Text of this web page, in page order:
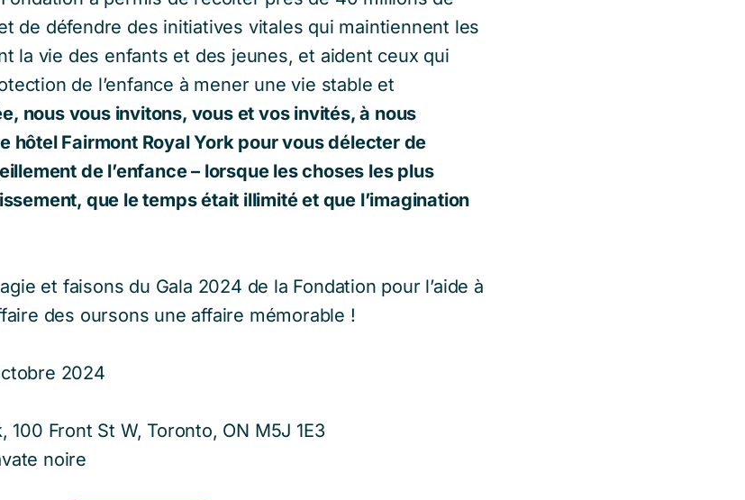
de défendre des initiatives vitales qui maintiennent les
la vie des enfants et des jeunes, et aident ceux qui
de l’enfance à mener une vie stable et
nous vous invitons, vous et vos invités, à nous
hôtel Fairmont Royal York pour vous délecter de
de l’enfance – lorsque les choses les plus
que le temps était illimité et que l’imagination
et faisons du Gala 2024 de la Fondation pour l’aide à
des oursons une affaire mémorable !
2024
100 Front St W, Toronto, ON M5J 1E3
noire